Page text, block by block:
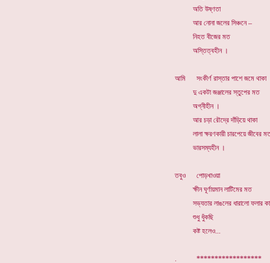
অতি উষ্ণতা
আর নোনা জলের সিঞ্চনে –
নিহত বীজের মত
অস্তিত্বহীন ।
আমি সংকীর্ণ রাস্তার পাশে জমে থাকা
দু একটা জঞ্জালের স্তুপের মত
অগ্নীহীন ।
আর চড়া রৌদ্রে দাঁড়িয়ে থাকা
লালা ক্ষরণকারী চারপেয়ে জীবের
ভারসম্যহীন ।
তবুও পোড়খাওয়া
ক্ষীন ঘূর্ণায়মান লাটিমের মত
সভ্যতার লাঙলের ধারালো ফলার
শুধু ধুঁকছি
কষ্ট হলেও...
. ******************